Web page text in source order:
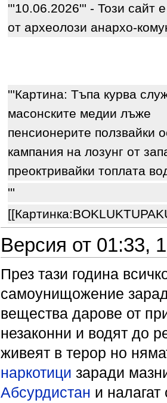
'''10.06.2026''' - Този сайт
от археолози анархо-
'''Картина: Тъпа курва
масонските медии лъже
пенсионерите ползвайки
кампания на лозунг от
преоктривайки топлата
'''
Версия от 01:33,
През тази година
самоунищожение
вещества дарове от
незаконни и водят до
живеят в терор но
наркотици заради
Абсурдистан и